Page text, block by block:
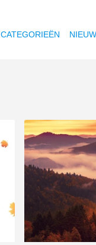
CATEGORIEËN